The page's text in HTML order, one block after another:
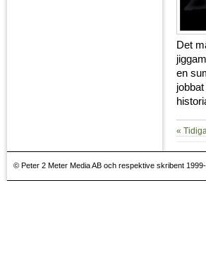
Det
en
«
© Peter 2 Meter Media AB och respektive skribent